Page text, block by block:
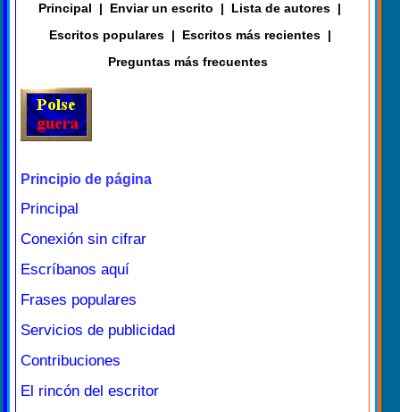
Principal | Enviar un escrito | Lista de autores |
Escritos populares | Escritos más recientes |
Preguntas más frecuentes
Principio de página
Principal
Conexión sin cifrar
Escríbanos aquí
Frases populares
Servicios de publicidad
Contribuciones
El rincón del escritor